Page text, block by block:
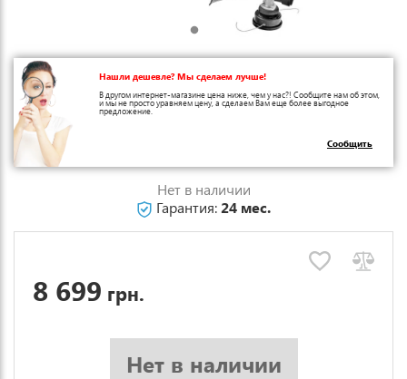
Нашли дешевле? Мы сделаем лучше!
В другом интернет-магазине цена ниже, чем у нас?! Сообщите нам об этом,
и мы не просто уравняем цену, а сделаем Вам еще более выгодное
предложение.
Сообщить
Нет в наличии
Гарантия:24 мес.
8 699 грн.
Нет в наличии